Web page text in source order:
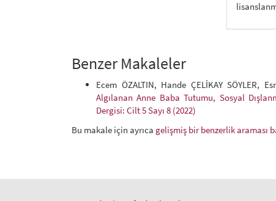
Benzer Makaleler
Ecem ÖZALTIN, Hande ÇELİKAY SÖYLER,
Algılanan Anne Baba Tutumu, Sosyal
Dergisi: Cilt 5 Sayı 8 (2022)
Bu makale için ayrıca gelişmiş bir benzerlik araması